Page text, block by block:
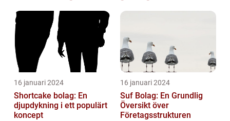
16 januari 2024
Shortcake bolag: En
djupdykning i ett populärt
koncept
16 januari 2024
Suf Bolag: En Grundlig
Översikt över
Företagsstrukturen